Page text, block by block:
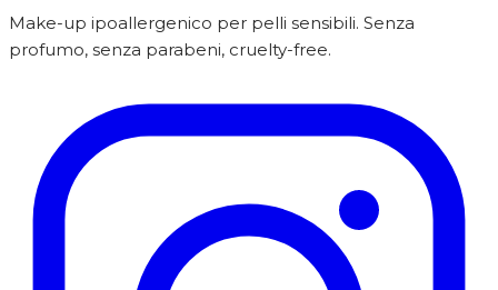
Make-up ipoallergenico per pelli sensibili. Senza
profumo, senza parabeni, cruelty-free.